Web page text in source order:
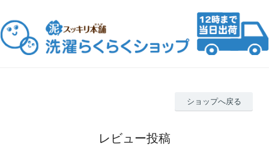
ショップへ戻る
レビュー投稿